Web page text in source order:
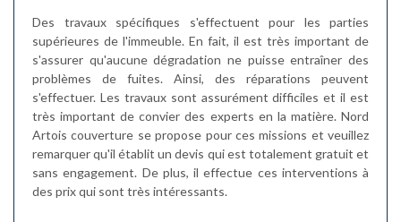
Des travaux spécifiques s'effectuent pour les parties
supérieures de l'immeuble. En fait, il est très important de
s'assurer qu'aucune dégradation ne puisse entraîner des
problèmes de fuites. Ainsi, des réparations peuvent
s'effectuer. Les travaux sont assurément difficiles et il est
très important de convier des experts en la matière. Nord
Artois couverture se propose pour ces missions et veuillez
remarquer qu'il établit un devis qui est totalement gratuit et
sans engagement. De plus, il effectue ces interventions à
des prix qui sont très intéressants.